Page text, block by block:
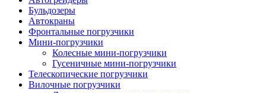
Бульдозеры
Автокраны
Фронтальные погрузчики
Мини-погрузчики
Колесные мини-погрузчики
Гусеничные мини-погрузчики
Телескопические погрузчики
Вилочные погрузчики